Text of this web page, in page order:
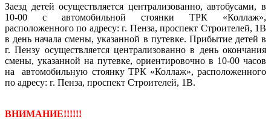
Заезд детей осуществляется централизованно, автобусами, в
10-00 с автомобильной стоянки ТРК «Коллаж»,
расположенного по адресу: г. Пенза, проспект Строителей, 1В
в день начала смены, указанной в путевке. Прибытие детей в
г. Пензу осуществляется централизованно в день окончания
смены, указанной на путевке, ориентировочно в 10-00 часов
на автомобильную стоянку ТРК «Коллаж», расположенного
по адресу: г. Пенза, проспект Строителей, 1В.
ВНИМАНИЕ!!!!!!